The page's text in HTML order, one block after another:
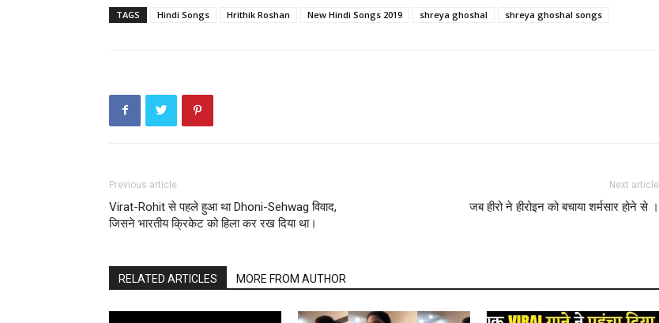
TAGS Hindi Songs Hrithik Roshan New Hindi Songs 2019 shreya ghoshal shreya ghoshal songs
Previous article
Virat-Rohit से पहले हुआ था Dhoni-Sehwag विवाद,
जिसने भारतीय क्रिकेट को हिला कर रख दिया था।
Next article
जब हीरो ने हीरोइन को बचाया शर्मसार होने से ।
RELATED ARTICLES MORE FROM AUTHOR